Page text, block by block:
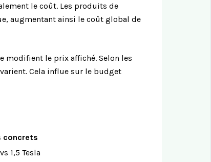
le coût. Les produits de
augmentant ainsi le coût global de
modifient le prix affiché. Selon les
Cela influe sur le budget
concrets
1,5 Tesla